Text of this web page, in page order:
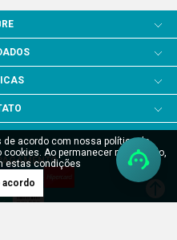
acordo com nossa política de
Ao permanecer navegando,
estas condições
acordo